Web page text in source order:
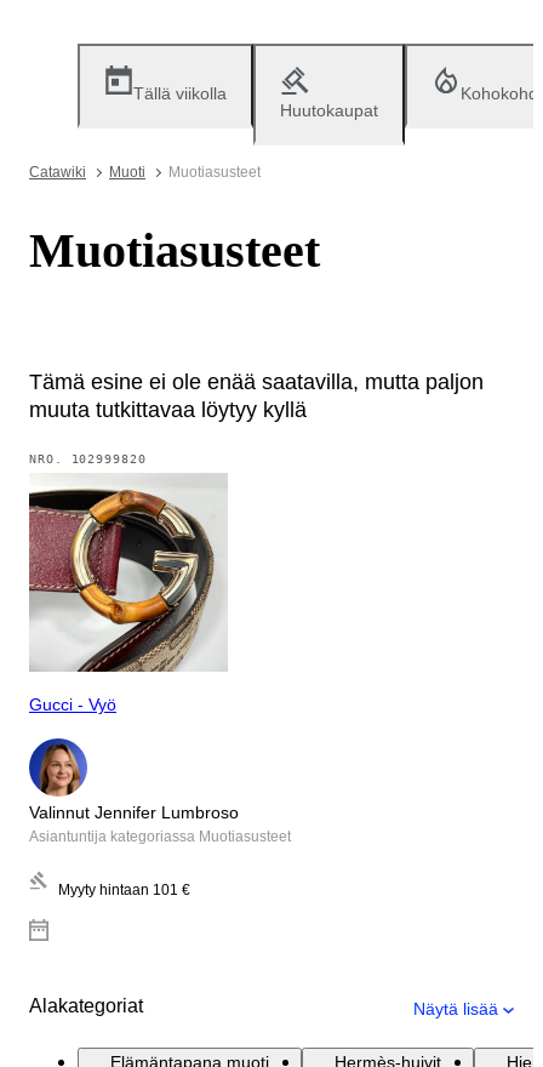
Tällä viikolla
Huutokaupat
Catawiki Muoti Muotiasusteet
Muotiasusteet
Tämä esine ei ole enää saatavilla, mutta paljon
muuta tutkittavaa löytyy kyllä
NRO. 102999820
Gucci - Vyö
Valinnut Jennifer Lumbroso
Asiantuntija kategoriassa Muotiasusteet
Myyty hintaan 101 €
Alakategoriat Näytä lisää
Elämäntapana muoti Hermès-huivit